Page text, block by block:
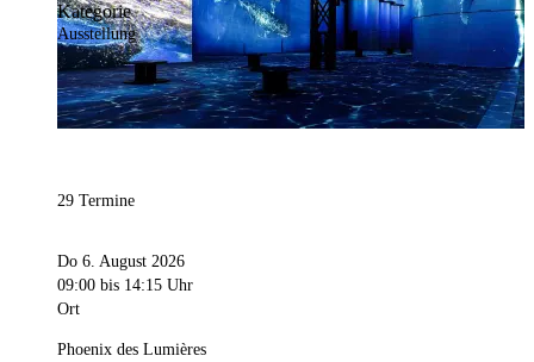
Kategorie
Ausstellung
29 Termine
Do 6. August 2026
09:00 bis 14:15 Uhr
Ort
Phoenix des Lumières